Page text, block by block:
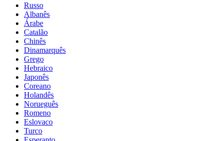
Russo
Albanês
Árabe
Catalão
Chinês
Dinamarquês
Grego
Hebraico
Japonês
Coreano
Holandês
Norueguês
Romeno
Eslovaco
Turco